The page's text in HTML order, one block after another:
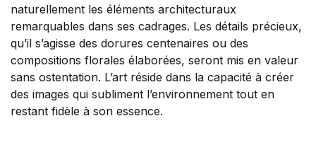
naturellement les éléments architecturaux
remarquables dans ses cadrages. Les détails précieux,
qu’il s’agisse des dorures centenaires ou des
compositions florales élaborées, seront mis en valeur
sans ostentation. L’art réside dans la capacité à créer
des images qui subliment l’environnement tout en
restant fidèle à son essence.